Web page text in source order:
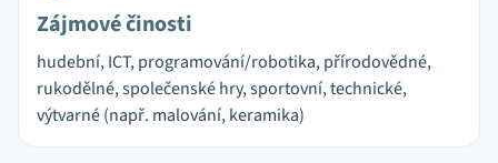
Zájmové činosti
hudební, ICT, programování/robotika, přírodovědné,
rukodělné, společenské hry, sportovní, technické,
výtvarné (např. malování, keramika)